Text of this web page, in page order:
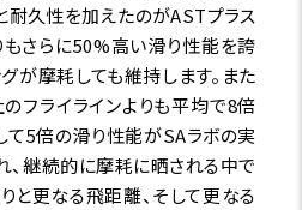
耐久性を加えたのがASTプラス
もさらに50%高い滑り性能を誇
グが摩耗しても維持します。また
フライラインよりも平均で8倍
て5倍の滑り性能がSAラボの実
、継続的に摩耗に晒される中で
と更なる飛距離、そして更なる